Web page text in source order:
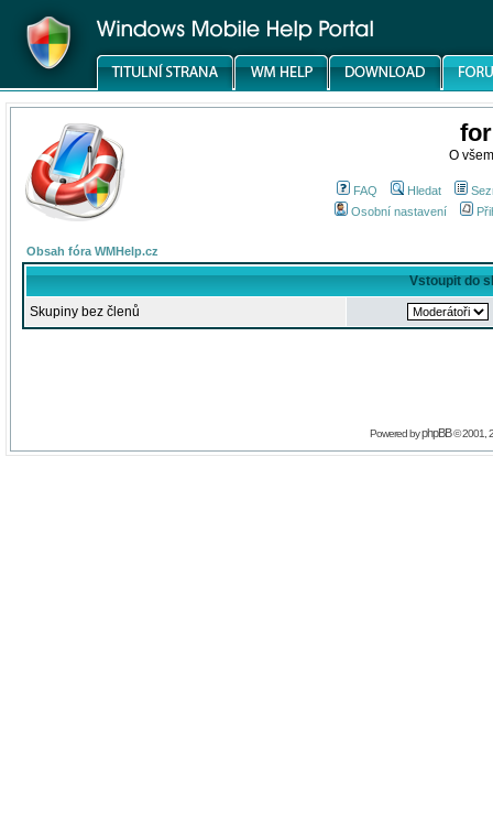
O
FAQ Hledat
Osobní nastavení
Obsah fóra WMHelp.cz
Vstoupit do
Skupiny bez členů
Powered byphpBB© 2001,